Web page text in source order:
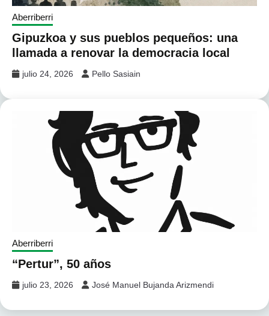
Aberriberri
Gipuzkoa y sus pueblos pequeños: una
llamada a renovar la democracia local
julio 24, 2026 Pello Sasiain
Aberriberri
“Pertur”, 50 años
julio 23, 2026 José Manuel Bujanda Arizmendi